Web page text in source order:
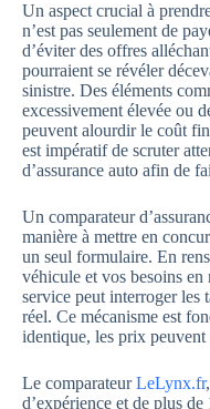
Un aspect crucial à
n’est pas seulement de
d’éviter des offres
pourraient se révéler
sinistre. Des éléments
excessivement élevée ou
peuvent alourdir le coût
est impératif de scruter
d’assurance auto afin de
Un comparateur
manière à mettre en
un seul formulaire. En
véhicule et vos besoins
service peut interroger les
réel. Ce mécanisme est
identique, les prix
Le comparateurLeLynx.fr
d’expérience et de plus